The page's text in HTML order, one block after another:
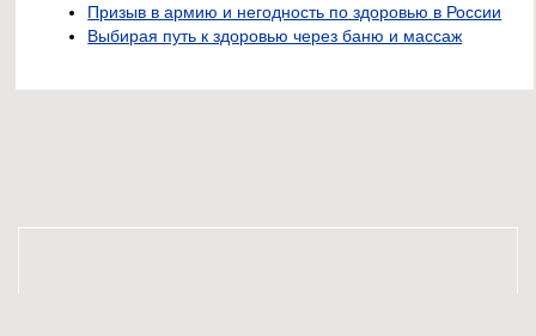
Призыв в армию и негодность по здоровью в России
Выбирая путь к здоровью через баню и массаж